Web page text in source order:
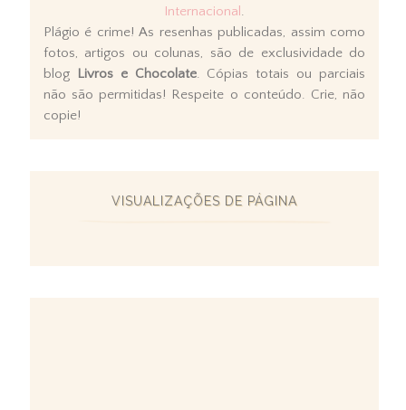
Internacional .
Plágio é crime! As resenhas publicadas, assim como
fotos, artigos ou colunas, são de exclusividade do
blog Livros e Chocolate. Cópias totais ou parciais
não são permitidas! Respeite o conteúdo. Crie, não
copie!
VISUALIZAÇÕES DE PÁGINA